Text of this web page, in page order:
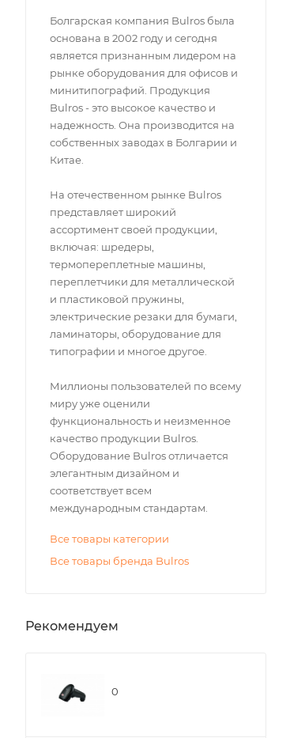
Болгарская компания Bulros была
основана в 2002 году и сегодня
является признанным лидером на
рынке оборудования для офисов и
минитипографий. Продукция
Bulros - это высокое качество и
надежность. Она производится на
собственных заводах в Болгарии и
Китае.
На отечественном рынке Bulros
представляет широкий
ассортимент своей продукции,
включая: шредеры,
термопереплетные машины,
переплетчики для металлической
и пластиковой пружины,
электрические резаки для бумаги,
ламинаторы, оборудование для
типографии и многое другое.
Миллионы пользователей по всему
миру уже оценили
функциональность и неизменное
качество продукции Bulros.
Оборудование Bulros отличается
элегантным дизайном и
соответствует всем
международным стандартам.
Все товары категории
Все товары бренда Bulros
Рекомендуем
0